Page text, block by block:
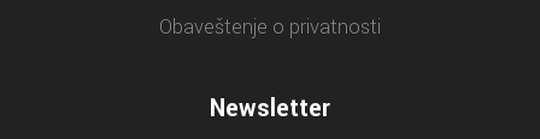
Obaveštenje o privatnosti
Newsletter